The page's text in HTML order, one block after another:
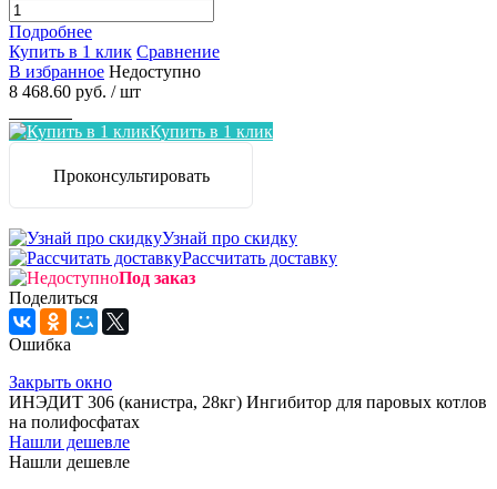
Подробнее
Купить в 1 клик Сравнение
В избранное Недоступно
8 468.60 руб. / шт
Купить в 1 клик
Проконсультировать
Узнай про скидку
Рассчитать доставку
Под заказ
Поделиться
Ошибка
Закрыть окно
ИНЭДИТ 306 (канистра, 28кг) Ингибитор для паровых котлов
на полифосфатах
Нашли дешевле
Нашли дешевле